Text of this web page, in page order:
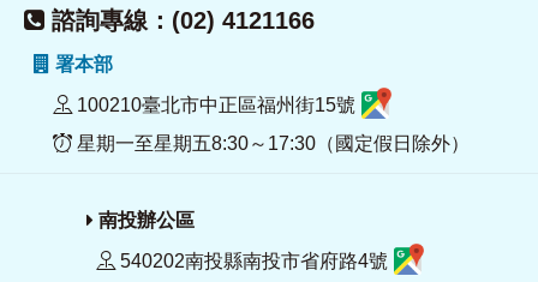
諮詢專線：(02) 4121166
署本部
100210臺北市中正區福州街15號
星期一至星期五8:30～17:30（國定假日除外）
南投辦公區
540202南投縣南投市省府路4號